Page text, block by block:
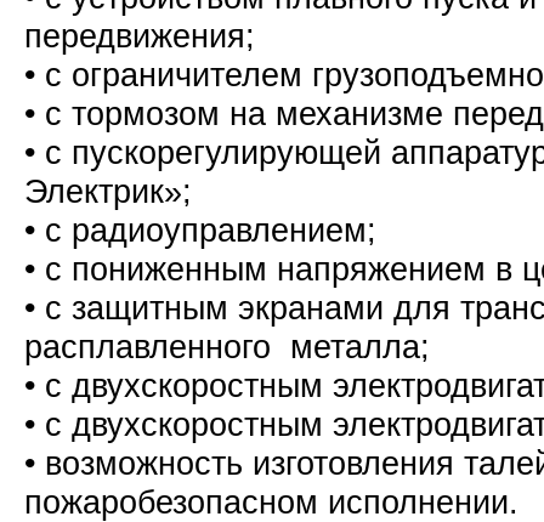
передвижения;
• с ограничителем
• с тормозом на механизме
• с пускорегулирующей
Электрик»;
• с радиоуправлением;
• с пониженным напряжением в
• с защитным экранами для
расплавленного металла;
• с двухскоростным
• с двухскоростным
• возможность изготовления
пожаробезопасном